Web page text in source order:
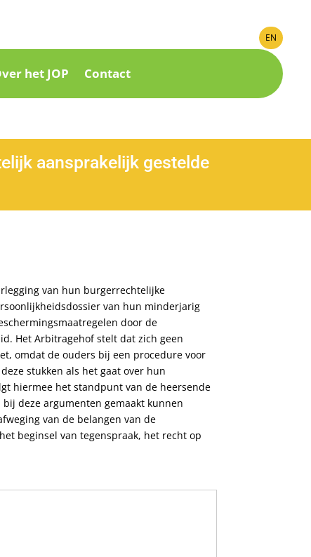
EN
het JOP Contact
aansprakelijk gestelde
van hun burgerrechtelijke
van hun minderjarig
door de
Het Arbitragehof stelt dat zich geen
omdat de ouders bij een procedure voor
stukken als het gaat over hun
hiermee het standpunt van de heersende
deze argumenten gemaakt kunnen
van de belangen van de
beginsel van tegenspraak, het recht op